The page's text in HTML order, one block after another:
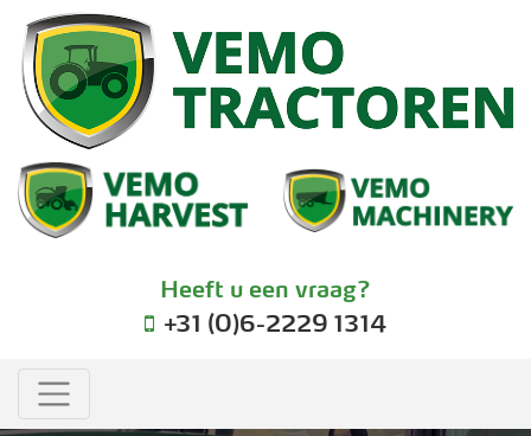
Heeft u een vraag?
+31 (0)6-2229 1314